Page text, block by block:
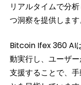
リアルタイムで分
つ洞察を提供します
Bitcoin Ifex 360 AI
動実行し、ユーザ
支援することで、